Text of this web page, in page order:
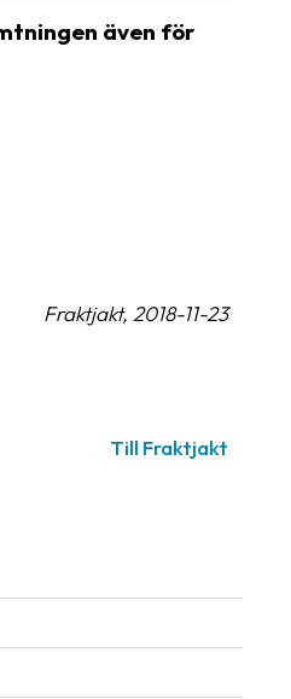
även för
Fraktjakt, 2018-11-23
Till Fraktjakt